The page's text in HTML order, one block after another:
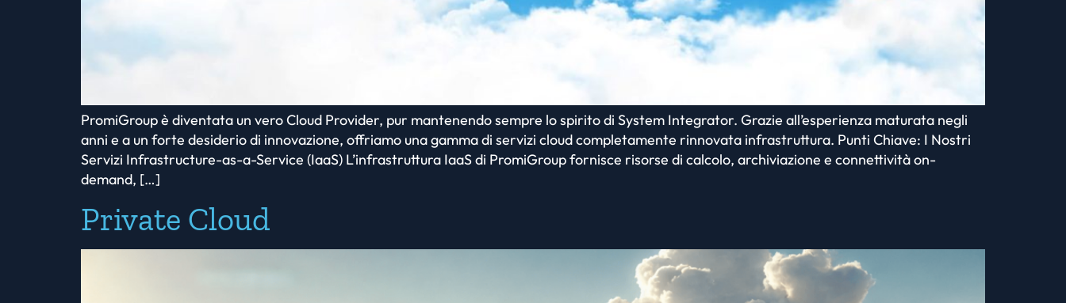
PromiGroup è diventata un vero Cloud Provider, pur mantenendo sempre lo spirito di System Integrator. Grazie all’esperienza maturata negli
anni e a un forte desiderio di innovazione, offriamo una gamma di servizi cloud completamente rinnovata infrastruttura. Punti Chiave: I Nostri
Servizi Infrastructure-as-a-Service (IaaS) L’infrastruttura IaaS di PromiGroup fornisce risorse di calcolo, archiviazione e connettività on-
demand, […]
Private Cloud